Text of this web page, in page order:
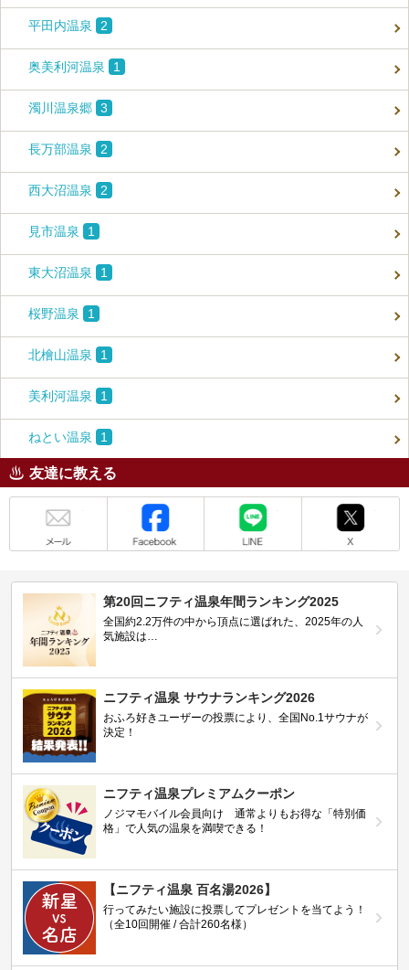
平田内温泉 2
奥美利河温泉 1
濁川温泉郷 3
長万部温泉 2
西大沼温泉 2
見市温泉 1
東大沼温泉 1
桜野温泉 1
北檜山温泉 1
美利河温泉 1
ねとい温泉 1
友達に教える
第20回ニフティ温泉年間ランキング2025
全国約2.2万件の中から頂点に選ばれた、2025年の人
気施設は…
ニフティ温泉 サウナランキング2026
おふろ好きユーザーの投票により、全国No.1サウナが
決定！
ニフティ温泉プレミアムクーポン
ノジマモバイル会員向け 通常よりもお得な「特別価
格」で人気の温泉を満喫できる！
【ニフティ温泉 百名湯2026】
行ってみたい施設に投票してプレゼントを当てよう！
（全10回開催 / 合計260名様）